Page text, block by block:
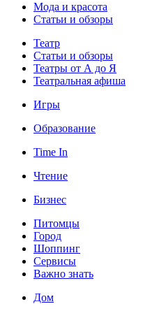
Мода и красота
Статьи и обзоры
Театр
Статьи и обзоры
Театры от А до Я
Театральная афиша
Игры
Образование
Time In
Чтение
Бизнес
Питомцы
Город
Шоппинг
Сервисы
Важно знать
Дом